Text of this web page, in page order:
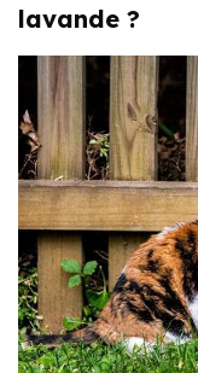
lavande ?